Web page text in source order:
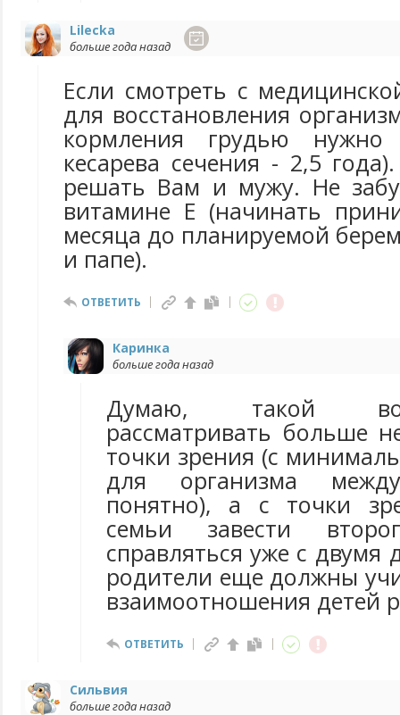
Lilecka
больше года назад
Если смотреть с
для восстановления
кормления грудью
кесарева сечения - 2,5
решать Вам и мужу. Не
витамине Е (начинать
месяца до планируемой
и папе).
ОТВЕТИТЬ
Каринка
больше года назад
Думаю, такой
рассматривать больше
точки зрения (с
для организма
понятно), а с точки
семьи завести
справляться уже с
родители еще должны
взаимоотношения детей
ОТВЕТИТЬ
Сильвия
больше года назад